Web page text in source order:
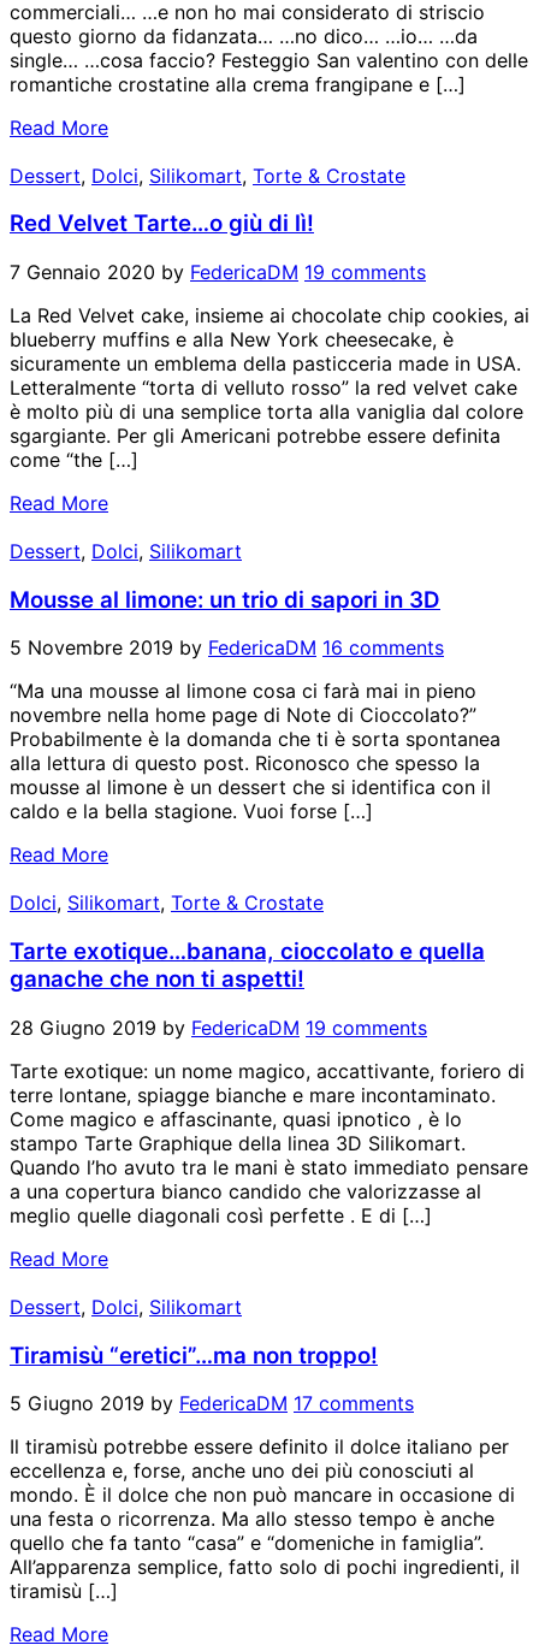
commerciali… …e non ho mai considerato di striscio
questo giorno da fidanzata… …no dico… …io… …da
single… …cosa faccio? Festeggio San valentino con delle
romantiche crostatine alla crema frangipane e […]
Read More
Dessert, Dolci, Silikomart, Torte & Crostate
Red Velvet Tarte…o giù di lì!
7 Gennaio 2020 by FedericaDM 19 comments
La Red Velvet cake, insieme ai chocolate chip cookies, ai
blueberry muffins e alla New York cheesecake, è
sicuramente un emblema della pasticceria made in USA.
Letteralmente “torta di velluto rosso” la red velvet cake
è molto più di una semplice torta alla vaniglia dal colore
sgargiante. Per gli Americani potrebbe essere definita
come “the […]
Read More
Dessert, Dolci, Silikomart
Mousse al limone: un trio di sapori in 3D
5 Novembre 2019 by FedericaDM 16 comments
“Ma una mousse al limone cosa ci farà mai in pieno
novembre nella home page di Note di Cioccolato?”
Probabilmente è la domanda che ti è sorta spontanea
alla lettura di questo post. Riconosco che spesso la
mousse al limone è un dessert che si identifica con il
caldo e la bella stagione. Vuoi forse […]
Read More
Dolci, Silikomart, Torte & Crostate
Tarte exotique…banana, cioccolato e quella
ganache che non ti aspetti!
28 Giugno 2019 by FedericaDM 19 comments
Tarte exotique: un nome magico, accattivante, foriero di
terre lontane, spiagge bianche e mare incontaminato.
Come magico e affascinante, quasi ipnotico , è lo
stampo Tarte Graphique della linea 3D Silikomart.
Quando l’ho avuto tra le mani è stato immediato pensare
a una copertura bianco candido che valorizzasse al
meglio quelle diagonali così perfette . E di […]
Read More
Dessert, Dolci, Silikomart
Tiramisù “eretici”…ma non troppo!
5 Giugno 2019 by FedericaDM 17 comments
Il tiramisù potrebbe essere definito il dolce italiano per
eccellenza e, forse, anche uno dei più conosciuti al
mondo. È il dolce che non può mancare in occasione di
una festa o ricorrenza. Ma allo stesso tempo è anche
quello che fa tanto “casa” e “domeniche in famiglia”.
All’apparenza semplice, fatto solo di pochi ingredienti, il
tiramisù […]
Read More